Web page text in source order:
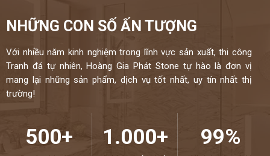
NHỮNG CON SỐ ẤN TƯỢNG
Với nhiều năm kinh nghiệm trong lĩnh vực sản xuất, thi công
Tranh đá tự nhiên, Hoàng Gia Phát Stone tự hào là đơn vị
mang lại những sản phẩm, dịch vụ tốt nhất, uy tín nhất thị
trường!
500+ 1.000+ 99%